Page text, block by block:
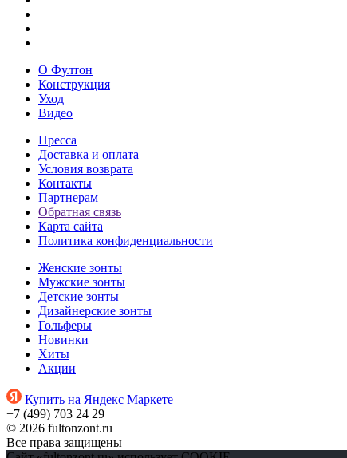
О Фултон
Конструкция
Уход
Видео
Пресса
Доставка и оплата
Условия возврата
Контакты
Партнерам
Обратная связь
Карта сайта
Политика конфиденциальности
Женские зонты
Мужские зонты
Детские зонты
Дизайнерские зонты
Гольферы
Новинки
Хиты
Акции
Купить на Яндекс Маркете
+7 (499) 703 24 29
© 2026 fultonzont.ru
Все права защищены